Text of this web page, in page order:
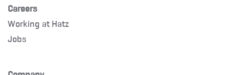
Careers
Working at Hatz
Jobs